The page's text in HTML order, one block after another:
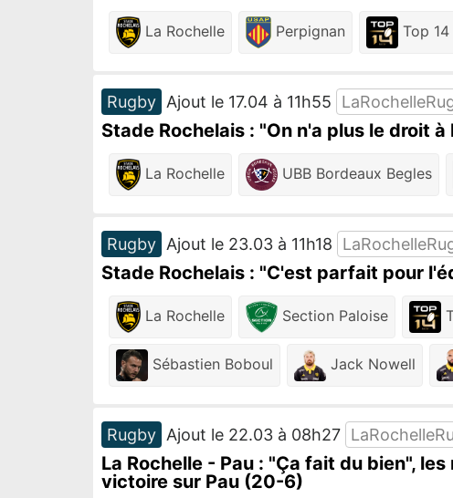
La Rochelle Perpignan Top 14
Rugby Ajout le 17.04 à 11h55
Stade Rochelais : "On n'a plus le droit
La Rochelle UBB Bordeaux Begles
Rugby Ajout le 23.03 à 11h18
Stade Rochelais : "C'est parfait pour
La Rochelle Section Paloise
Sébastien Boboul Jack Nowell
Rugby Ajout le 22.03 à 08h27
La Rochelle - Pau : "Ça fait du bien",
victoire sur Pau (20-6)